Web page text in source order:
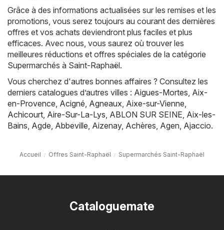
Grâce à des informations actualisées sur les remises et les
promotions, vous serez toujours au courant des dernières
offres et vos achats deviendront plus faciles et plus
efficaces. Avec nous, vous saurez où trouver les
meilleures réductions et offres spéciales de la catégorie
Supermarchés à Saint-Raphaël.
Vous cherchez d'autres bonnes affaires ? Consultez les
derniers catalogues d’autres villes : Aigues-Mortes, Aix-
en-Provence, Acigné, Agneaux, Aixe-sur-Vienne,
Achicourt, Aire-Sur-La-Lys, ABLON SUR SEINE, Aix-les-
Bains, Agde, Abbeville, Aizenay, Achères, Agen, Ajaccio.
Accueil Offres Saint-Raphaël Supermarchés Saint-Raphaël
Cataloguemate